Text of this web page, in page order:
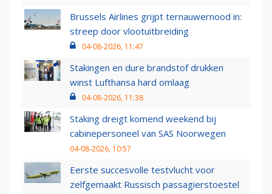
Brussels Airlines grijpt ternauwernood in:
streep door vlootuitbreiding
04-08-2026, 11:47
Stakingen en dure brandstof drukken
winst Lufthansa hard omlaag
04-08-2026, 11:38
Staking dreigt komend weekend bij
cabinepersoneel van SAS Noorwegen
04-08-2026, 10:57
Eerste succesvolle testvlucht voor
zelfgemaakt Russisch passagierstoestel